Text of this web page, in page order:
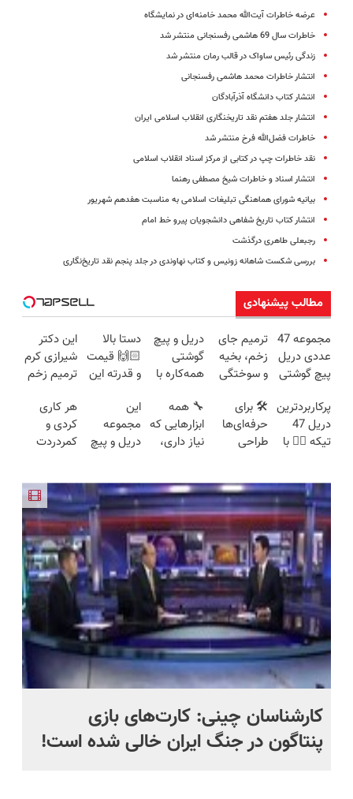
عرضه خاطرات آیت‌الله محمد خامنه‌ای در نمایشگاه
خاطرات سال 69 هاشمی رفسنجانی منتشر شد
زندگی رئیس ساواک در قالب رمان منتشر شد
انتشار خاطرات محمد هاشمی رفسنجانی
انتشار کتاب دانشگاه آذرآبادگان
انتشار جلد هفتم نقد تاریخنگاری انقلاب اسلامی‌ ایران
خاطرات فضل‌الله فرخ منتشر شد
نقد خاطرات چپ در کتابی از مرکز اسناد انقلاب اسلامی
انتشار اسناد و خاطرات شیخ مصطفی رهنما
بیانیه شورای هماهنگی تبلیغات اسلامی به مناسبت هفدهم شهریور
انتشار کتاب تاریخ شفاهی دانشجویان پیرو خط امام
رجبعلی طاهری درگذشت
بررسی شکست شاهانه زونیس و کتاب نهاوندی در جلد پنجم نقد تاریخ‌نگاری
مطالب پیشنهادی
مجموعه 47
عددی دریل
پیچ گوشتی
(تخفیف به
مدت
محدود)
ترمیم جای
زخم، بخیه
و سوختگی
هفته!!😍
دریل و پیچ
گوشتی
همه‌کاره با
هوشمند ⚙️
(نصف
قیمت بازار
دستا بالا
🙌🏻 قیمت
و قدرته این
میده🔥
این دکتر
شیرازی کرم
ترمیم زخم
ساخت!!!
پرکاربردترین
دریل 47
تیکه 👈🏻 با
🛠️ برای
حرفه‌ای‌ها
طراحی
استفاده‌ست!
🔧 همه
ابزارهایی که
نیاز داری،
تخفیف به
مدت
محدود
این
مجموعه
دریل و پیچ
نصف قیمت
بخر!😉
هر کاری
کردی و
کمردردت
پرسشنامه و
دریافت راه
حل
کارشناسان چینی: کارت‌های بازی
پنتاگون در جنگ ایران خالی شده است!